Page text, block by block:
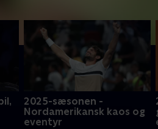
2025-sæsonen -
Nordamerikansk kaos og
eventyr